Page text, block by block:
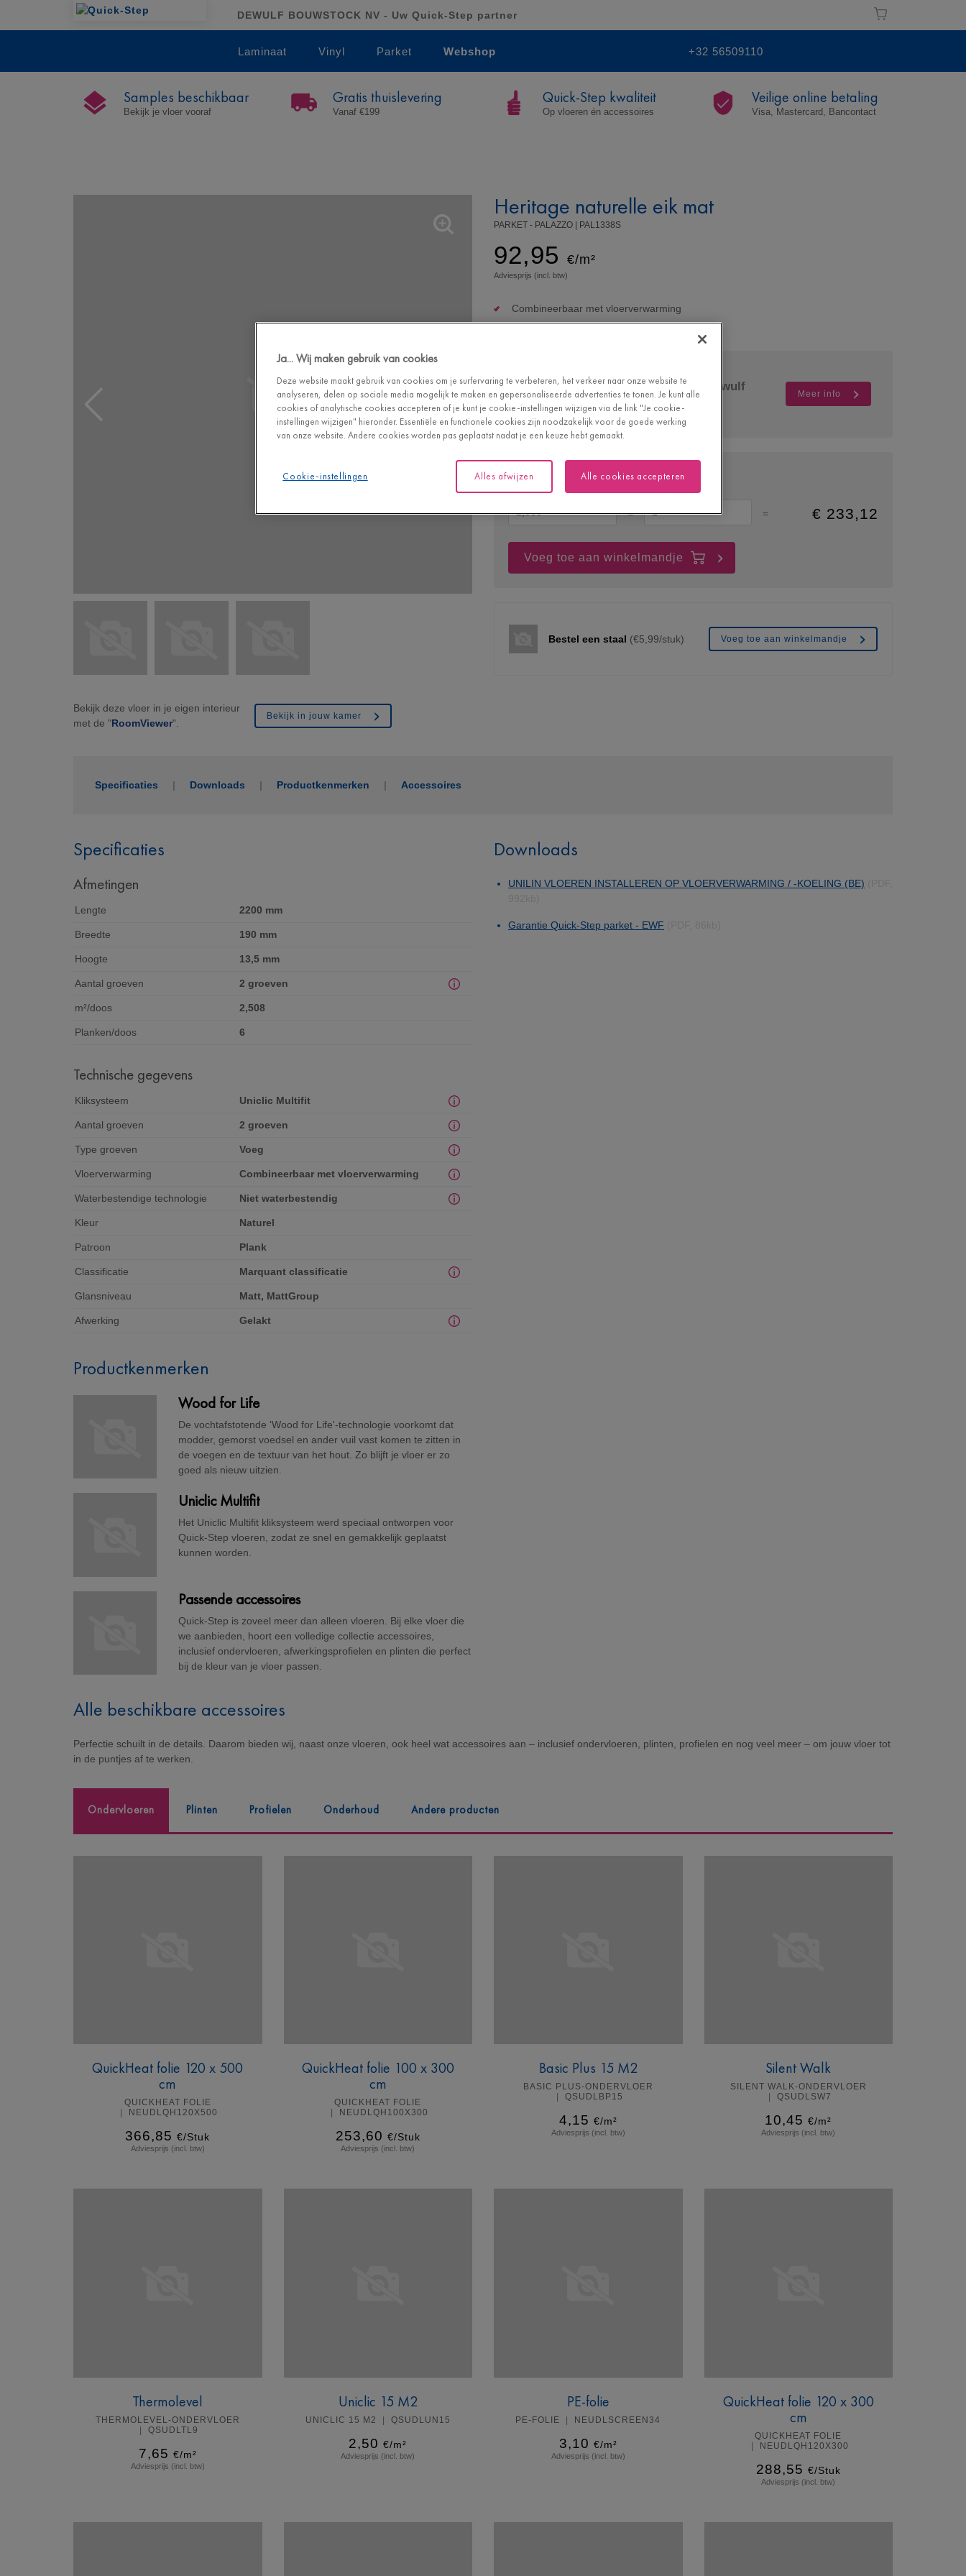
DEWULF BOUWSTOCK NV - Uw Quick-Step partner
Laminaat Vinyl Parket Webshop +32 56509110
Samples beschikbaar
Bekijk je vloer vooraf
Gratis thuislevering
Vanaf €199
Quick-Step kwaliteit
Op vloeren én accessoires
Veilige online betaling
Visa, Mastercard, Bancontact
Heritage naturelle eik mat
PARKET - PALAZZO | PAL1338S
92,95 €/m²
Adviesprijs (incl. btw)
Combineerbaar met vloerverwarming
Ga deze vloer bekijken bij Dewulf
Bouwstock Nv
Meer info
Oppervlakte (m²)
= = € 233,12
Voeg toe aan winkelmandje
Bestel een staal (€5,99/stuk) Voeg toe aan winkelmandje
Bekijk deze vloer in je eigen interieur
met de "RoomViewer".
Bekijk in jouw kamer
Specificaties Downloads Productkenmerken Accessoires
Specificaties
Afmetingen
Lengte 2200 mm
Breedte 190 mm
Hoogte 13,5 mm
Aantal groeven 2 groeven
m²/doos 2,508
Planken/doos 6
Technische gegevens
Kliksysteem Uniclic Multifit
Aantal groeven 2 groeven
Type groeven Voeg
Vloerverwarming Combineerbaar met vloerverwarming
Waterbestendige technologie Niet waterbestendig
Kleur Naturel
Patroon Plank
Classificatie Marquant classificatie
Glansniveau Matt, MattGroup
Afwerking Gelakt
Productkenmerken
Wood for Life
De vochtafstotende 'Wood for Life'-technologie voorkomt dat
modder, gemorst voedsel en ander vuil vast komen te zitten in
de voegen en de textuur van het hout. Zo blijft je vloer er zo
goed als nieuw uitzien.
Uniclic Multifit
Het Uniclic Multifit kliksysteem werd speciaal ontworpen voor
Quick-Step vloeren, zodat ze snel en gemakkelijk geplaatst
kunnen worden.
Passende accessoires
Quick-Step is zoveel meer dan alleen vloeren. Bij elke vloer die
we aanbieden, hoort een volledige collectie accessoires,
inclusief ondervloeren, afwerkingsprofielen en plinten die perfect
bij de kleur van je vloer passen.
Downloads
UNILIN VLOEREN INSTALLEREN OP VLOERVERWARMING / -KOELING (BE)
Garantie Quick-Step parket - EWF
Alle beschikbare accessoires
Perfectie schuilt in de details. Daarom bieden wij, naast onze vloeren, ook heel wat accessoires aan – inclusief ondervloeren, plinten, profielen en nog veel meer – om jouw vloer tot
in de puntjes af te werken.
Ondervloeren Plinten Profielen Onderhoud Andere producten
QuickHeat folie 120 x 500
cm
QUICKHEAT FOLIE
NEUDLQH120X500
366,85 €/Stuk
Adviesprijs (incl. btw)
QuickHeat folie 100 x 300
cm
QUICKHEAT FOLIE
NEUDLQH100X300
253,60 €/Stuk
Adviesprijs (incl. btw)
Basic Plus 15 M2
BASIC PLUS-ONDERVLOER
QSUDLBP15
4,15 €/m²
Adviesprijs (incl. btw)
Silent Walk
SILENT WALK-ONDERVLOER
QSUDLSW7
10,45 €/m²
Adviesprijs (incl. btw)
Thermolevel
THERMOLEVEL-ONDERVLOER
QSUDLTL9
7,65 €/m²
Adviesprijs (incl. btw)
Uniclic 15 M2
UNICLIC 15 M2 QSUDLUN15
2,50 €/m²
Adviesprijs (incl. btw)
PE-folie
PE-FOLIE NEUDLSCREEN34
3,10 €/m²
Adviesprijs (incl. btw)
QuickHeat folie 120 x 300
cm
QUICKHEAT FOLIE
NEUDLQH120X300
288,55 €/Stuk
Adviesprijs (incl. btw)
Ja... Wij maken gebruik van cookies
Deze website maakt gebruik van cookies om je surfervaring te verbeteren, het verkeer naar onze website te
analyseren, delen op sociale media mogelijk te maken en gepersonaliseerde advertenties te tonen. Je kunt alle
cookies of analytische cookies accepteren of je kunt je cookie-instellingen wijzigen via de link "Je cookie-
instellingen wijzigen" hieronder. Essentiële en functionele cookies zijn noodzakelijk voor de goede werking
van onze website. Andere cookies worden pas geplaatst nadat je een keuze hebt gemaakt.
Cookie-instellingen Alles afwijzen Alle cookies accepteren